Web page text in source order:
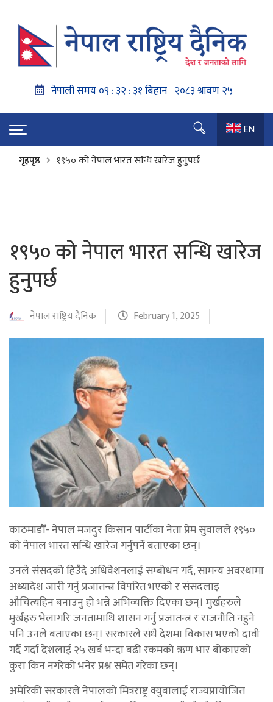
EN
गृहपृष्ठ
१९५० को नेपाल भारत सन्धि खारेज हुनुपर्छ
१९५० को नेपाल भारत सन्धि खारेज
हुनुपर्छ
नेपाल राष्ट्रिय दैनिक February 1, 2025
काठमाडौँ- नेपाल मजदुर किसान पार्टीका नेता प्रेम सुवालले १९५०
को नेपाल भारत सन्धि खारेज गर्नुपर्ने बताएका छन्।
उनले संसदको हिउँदे अधिवेशनलाई सम्बोधन गर्दै, सामन्य अवस्थामा
अध्यादेश जारी गर्नु प्रजातन्त्र विपरित भएको र संसदलाइ
औचित्यहिन बनाउनु हो भन्ने अभिव्यक्ति दिएका छन्। मुर्खहरुले
मुर्खहरु भेलागरि जनतामाथि शासन गर्नु प्रजातन्त्र र राजनीति नहुने
पनि उनले बताएका छन्। सरकारले संधै देशमा विकास भएको दावी
गर्दै गर्दा देशलाई २५ खर्ब भन्दा बढी रकमको ऋण भार बोकाएको
कुरा किन नगरेको भनेर प्रश्न समेत गरेका छन्।
अमेरिकी सरकारले नेपालको मित्रराष्ट्र क्युबालाई राज्यप्रायोजित